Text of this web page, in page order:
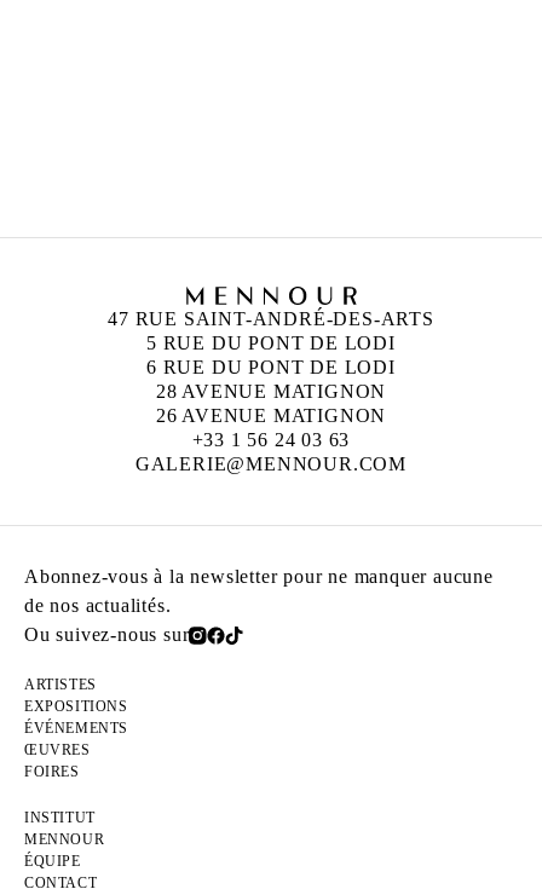
47 RUE SAINT-ANDRÉ-DES-ARTS
5 RUE DU PONT DE LODI
6 RUE DU PONT DE LODI
28 AVENUE MATIGNON
26 AVENUE MATIGNON
+33 1 56 24 03 63
GALERIE@MENNOUR.COM
Abonnez-vous à la newsletter pour ne manquer aucune
de nos actualités.
Ou suivez-nous sur
ARTISTES
EXPOSITIONS
ÉVÉNEMENTS
ŒUVRES
FOIRES
INSTITUT
MENNOUR
ÉQUIPE
CONTACT